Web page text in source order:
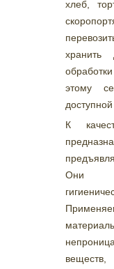
хлеб,
хранить
этому
К
Они
веществ,